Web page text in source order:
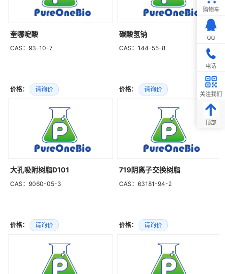
奎哪啶酸
CAS：93-10-7
价格： 请询价
碳酸氢钠
CAS：144-55-8
价格： 请询价
大孔吸附树脂D101
CAS：9060-05-3
价格： 请询价
719阴离子交换树脂
CAS：63181-94-2
价格： 请询价
购物车
QQ
电话
关注我们
顶部